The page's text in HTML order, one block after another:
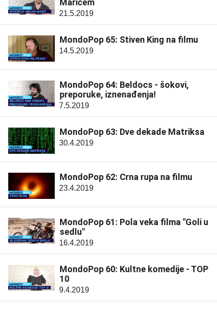
Marićem
21.5.2019
MondoPop 65: Stiven King na filmu
14.5.2019
MondoPop 64: Beldocs - šokovi,
preporuke, iznenađenja!
7.5.2019
MondoPop 63: Dve dekade Matriksa
30.4.2019
MondoPop 62: Crna rupa na filmu
23.4.2019
MondoPop 61: Pola veka filma "Goli u
sedlu"
16.4.2019
MondoPop 60: Kultne komedije - TOP
10
9.4.2019